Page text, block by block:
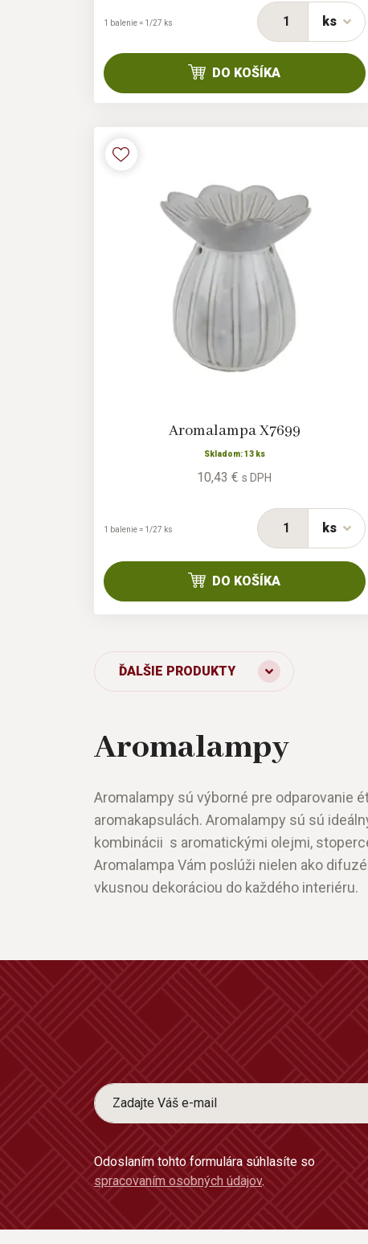
ks
1 balenie = 1/27 ks
DO KOŠÍKA
Aromalampa X7699
Skladom: 13 ks
10,43 €s DPH
ks
1 balenie = 1/27 ks
DO KOŠÍKA
ĎALŠIE PRODUKTY
Aromalampy
Aromalampy sú výborné pre odparovanie
aromakapsulách. Aromalampy sú sú
kombinácii s aromatickými olejmi,
Aromalampa Vám poslúži nielen ako
vkusnou dekoráciou do každého interiéru.
Odoslaním tohto formulára súhlasíte so
spracovaním osobných údajov.